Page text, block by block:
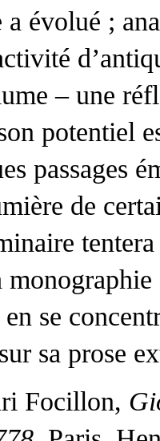
a évolué ;
– une
potentiel
passages
de
se
sa prose
Focillon,